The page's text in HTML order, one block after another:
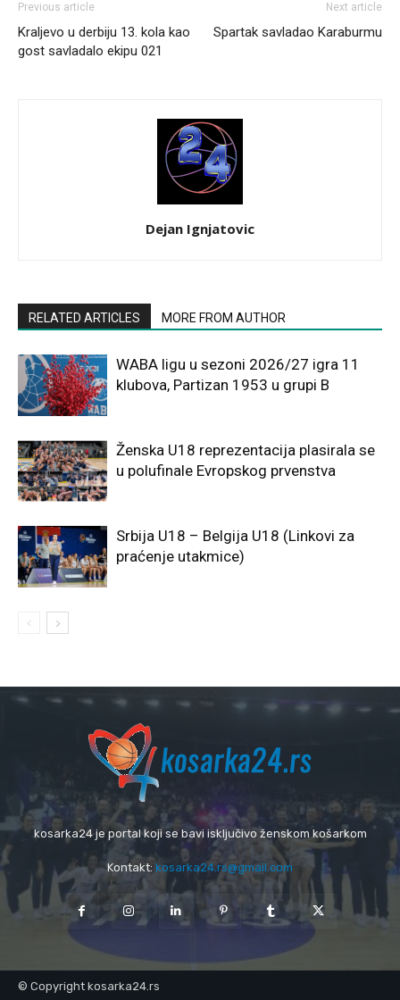
Previous article
Kraljevo u derbiju 13. kola kao
gost savladalo ekipu 021
Next article
Spartak savladao Karaburmu
Dejan Ignjatovic
RELATED ARTICLES MORE FROM AUTHOR
WABA ligu u sezoni 2026/27 igra 11
klubova, Partizan 1953 u grupi B
Ženska U18 reprezentacija plasirala se
u polufinale Evropskog prvenstva
Srbija U18 – Belgija U18 (Linkovi za
praćenje utakmice)
kosarka24 je portal koji se bavi isključivo ženskom košarkom
Kontakt: kosarka24.rs@gmail.com
© Copyright kosarka24.rs